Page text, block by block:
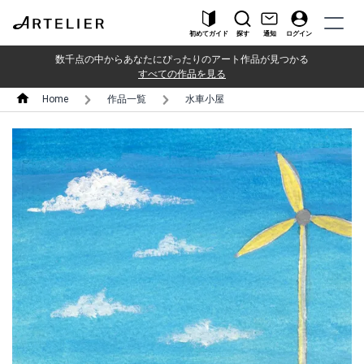
初めてガイド 探す 通知 ログイン
数千点の中からあなたにぴったりのアート作品が見つかる
すべての作品を見る
Home 作品一覧 水車小屋